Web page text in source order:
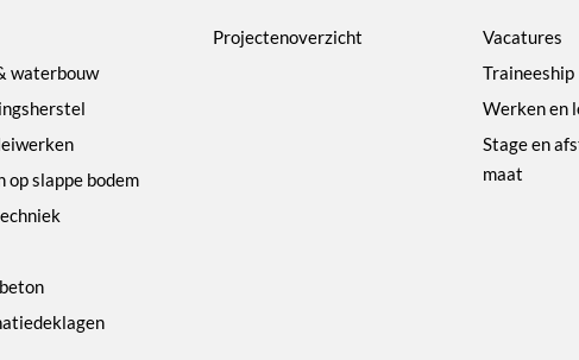
waterbouw
op slappe bodem
Projectenoverzicht
Vacatures
Traineeship
Werken en
Stage en
maat